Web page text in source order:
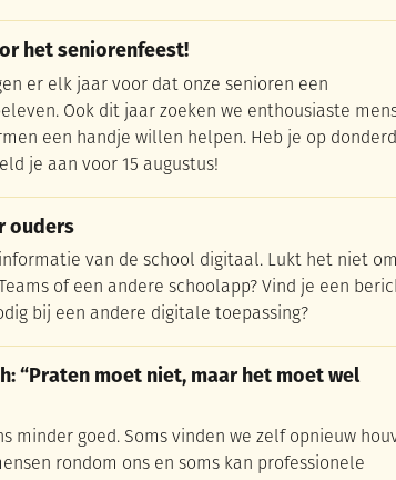
het seniorenfeest!
het seniorenfeest!
er elk jaar voor dat onze senioren een
Ook dit jaar zoeken we enthousiaste
een handje willen helpen. Heb je op
je aan voor 15 augustus!
ouders
ouders
van de school digitaal. Lukt het niet om
of een andere schoolapp? Vind je een
bij een andere digitale toepassing?
“Praten moet niet, maar het moet wel
“Praten moet niet, maar het moet wel
minder goed. Soms vinden we zelf opnieuw
rondom ons en soms kan professionele